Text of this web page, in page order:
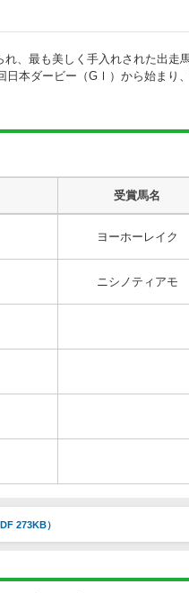
、最も美しく手入れされた出
本ダービー（GⅠ）から始まり
受賞馬名
ヨーホーレイク
ニシノティアモ
273KB）